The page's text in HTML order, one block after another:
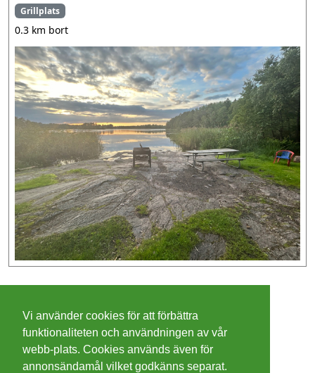
Grillplats
0.3 km bort
Cookies
Integritetspolicy
Vi använder cookies för att förbättra
funktionaliteten och användningen av vår
webb-plats. Cookies används även för
annonsändamål vilket godkänns separat.